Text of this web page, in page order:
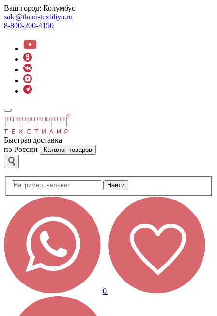
Ваш город: Колумбус
sale@tkani-textiliya.ru
8-800-200-4150
Быстрая доставка
по России
Каталог товаров
Найти
0